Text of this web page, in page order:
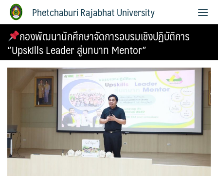
Phetchaburi Rajabhat University
กองพัฒนานักศึกษาจัดการอบรมเชิงปฏิบัติการ
“Upskills Leader สู่บทบาท Mentor”